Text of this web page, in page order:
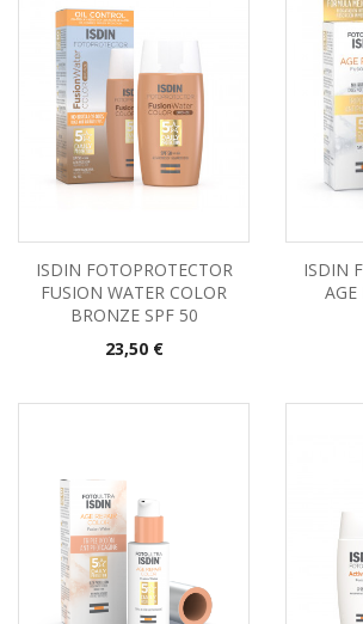
ISDIN FOTOPROTECTOR
FUSION WATER COLOR
BRONZE SPF 50
Precio
23,50 €
ISDIN
AGE